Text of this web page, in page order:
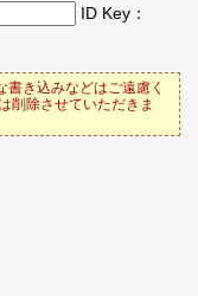
ID Key：
き込みなどはご遠慮く
削除させていただきま